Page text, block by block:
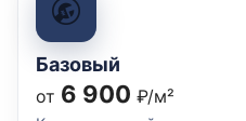
Базовый
от 6 900 ₽/м²